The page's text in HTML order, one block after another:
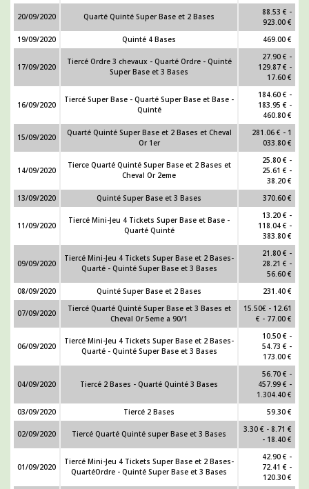
20/09/2020 Quarté Quinté Super Base et 2 Bases
88.53 € -
923.00 €
19/09/2020
Quinté 4 Bases 469.00 €
17/09/2020
Tiercé Ordre 3 chevaux - Quarté Ordre - Quinté
Super Base et 3 Bases
27.90 € -
129.87 € -
17.60 €
16/09/2020
Tiercé Super Base - Quarté Super Base et Base -
Quinté
184.60 € -
183.95 € -
460.80 €
15/09/2020
Quarté Quinté Super Base et 2 Bases et Cheval
Or 1er
281.06 € - 1
033.80 €
14/09/2020
Tierce Quarté Quinté Super Base et 2 Bases et
Cheval Or 2eme
25.80 € -
25.61 € -
38.20 €
13/09/2020
Quinté Super Base et 3 Bases 370.60 €
11/09/2020
Tiercé Mini-Jeu 4 Tickets Super Base et Base -
Quarté Quinté
13.20 € -
118.04 € -
383.80 €
09/09/2020
Tiercé Mini-Jeu 4 Tickets Super Base et 2 Bases-
Quarté - Quinté Super Base et 3 Bases
21.80 € -
28.21 € -
56.60 €
08/09/2020
Quinté Super Base et 2 Bases 231.40 €
07/09/2020
Tiercé Quarté Quinté Super Base et 3 Bases et
Cheval Or 5eme a 90/1
15.50€ - 12.61
€ - 77.00 €
06/09/2020
Tiercé Mini-Jeu 4 Tickets Super Base et 2 Bases-
Quarté - Quinté Super Base et 3 Bases
10.50 € -
54.73 € -
173.00 €
04/09/2020 Tiercé 2 Bases - Quarté Quinté 3 Bases
56.70 € -
457.99 € -
1.304.40 €
03/09/2020
Tiercé 2 Bases 59.30 €
02/09/2020 Tiercé Quarté Quinté super Base et 3 Bases
3.30 € - 8.71 €
- 18.40 €
01/09/2020
Tiercé Mini-Jeu 4 Tickets Super Base et 2 Bases-
QuartéOrdre - Quinté Super Base et 3 Bases
42.90 € -
72.41 € -
120.30 €